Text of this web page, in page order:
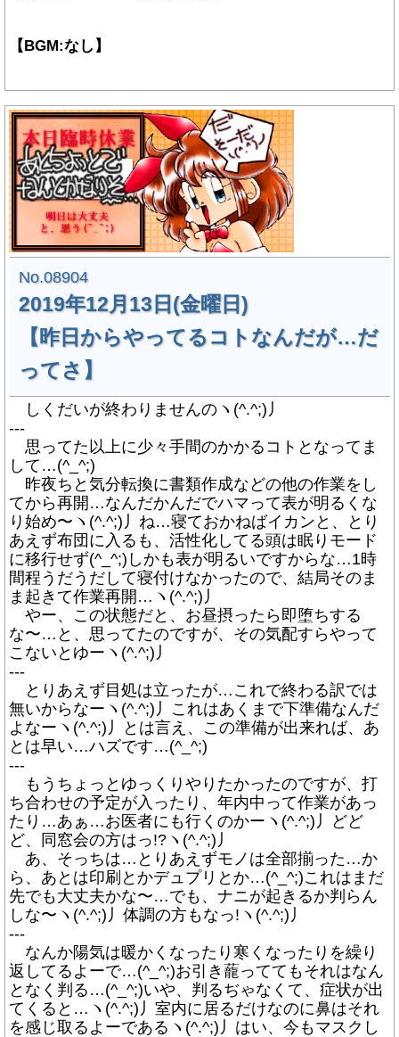
【BGM:なし】
No.08904
2019年12月13日(金曜日)
【昨日からやってるコトなんだが…だ
ってさ】
しくだいが終わりませんのヽ(^.^;)丿
---
思ってた以上に少々手間のかかるコトとなってま
して…(^_^;)
昨夜ちと気分転換に書類作成などの他の作業をし
てから再開…なんだかんだでハマって表が明るくな
り始め〜ヽ(^.^;)丿ね…寝ておかねばイカンと、とり
あえず布団に入るも、活性化してる頭は眠りモード
に移行せず(^_^;)しかも表が明るいですからな…1時
間程うだうだして寝付けなかったので、結局そのま
ま起きて作業再開…ヽ(^.^;)丿
やー、この状態だと、お昼摂ったら即堕ちする
な〜…と、思ってたのですが、その気配すらやって
こないとゆーヽ(^.^;)丿
---
とりあえず目処は立ったが…これで終わる訳では
無いからなーヽ(^.^;)丿これはあくまで下準備なんだ
よなーヽ(^.^;)丿とは言え、この準備が出来れば、あ
とは早い…ハズです…(^_^;)
---
もうちょっとゆっくりやりたかったのですが、打
ち合わせの予定が入ったり、年内中って作業があっ
たり…あぁ…お医者にも行くのかーヽ(^.^;)丿どど
ど、同窓会の方はっ!?ヽ(^.^;)丿
あ、そっちは…とりあえずモノは全部揃った…か
ら、あとは印刷とかデュプリとか…(^_^;)これはまだ
先でも大丈夫かな〜…でも、ナニが起きるか判らん
しな〜ヽ(^.^;)丿体調の方もなっ!ヽ(^.^;)丿
---
なんか陽気は暖かくなったり寒くなったりを繰り
返してるよーで…(^_^;)お引き蘢っててもそれはなん
となく判る…(^_^;)いや、判るぢゃなくて、症状が出
てくると…ヽ(^.^;)丿室内に居るだけなのに鼻はそれ
を感じ取るよーであるヽ(^.^;)丿はい、今もマスクし